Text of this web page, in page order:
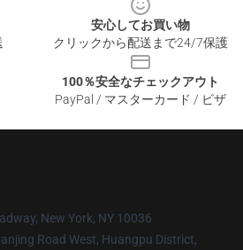
安心してお買い物
クリックから配送まで24/7保護
100％安全なチェックアウト
PayPal / マスターカード / ビザ
New York, NY 10036
Road West, Huangpu District,